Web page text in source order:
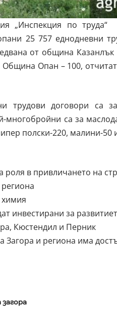
„Инспекция по
25 757 еднодневни
от община Казанлък
Опан – 100,
трудови договори са
многобройни са за
полски-220, малини-50
в привличането на
инвестирани за
Кюстендил и Перник
Загора и региона има